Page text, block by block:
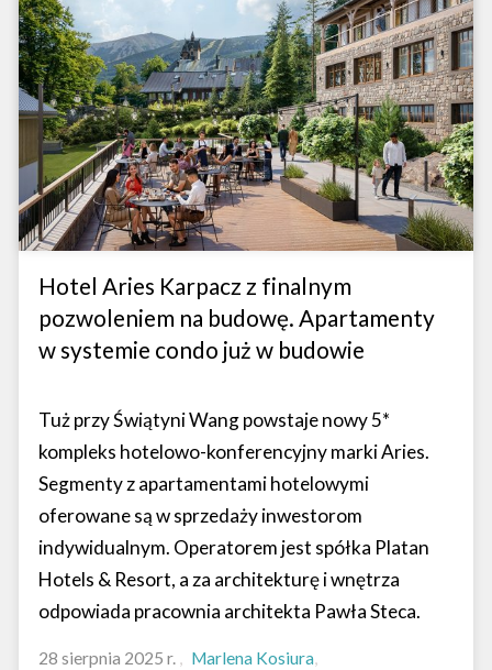
Hotel Aries Karpacz z finalnym
pozwoleniem na budowę. Apartamenty
w systemie condo już w budowie
Tuż przy Świątyni Wang powstaje nowy 5*
kompleks hotelowo-konferencyjny marki Aries.
Segmenty z apartamentami hotelowymi
oferowane są w sprzedaży inwestorom
indywidualnym. Operatorem jest spółka Platan
Hotels & Resort, a za architekturę i wnętrza
odpowiada pracownia architekta Pawła Steca.
28 sierpnia 2025 r.
Marlena Kosiura